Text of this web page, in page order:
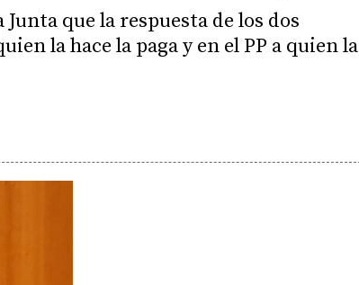
que la respuesta de los dos
la hace la paga y en el PP a quien la